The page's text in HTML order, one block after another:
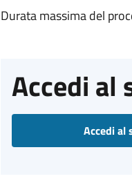
Durata massima del
Accedi al
Accedi al